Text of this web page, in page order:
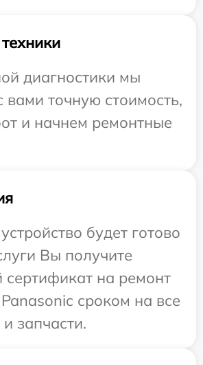
диагностики мы
вами точную стоимость,
и начнем ремонтные
будет готово
Вы получите
на ремонт
сроком на все
запчасти.